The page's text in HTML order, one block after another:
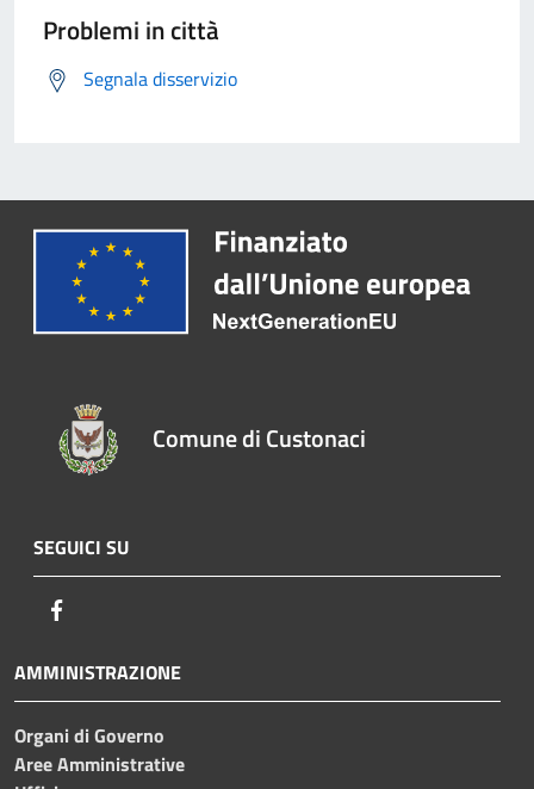
Problemi in città
Segnala disservizio
Comune di Custonaci
SEGUICI SU
AMMINISTRAZIONE
Organi di Governo
Aree Amministrative